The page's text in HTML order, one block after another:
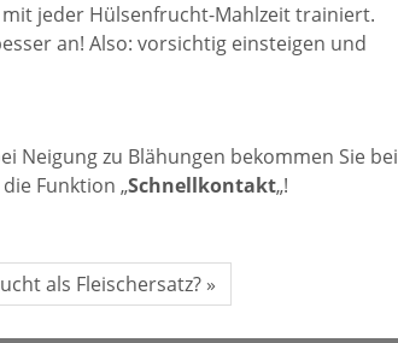
jeder Hülsenfrucht-Mahlzeit trainiert.
an! Also: vorsichtig einsteigen und
Neigung zu Blähungen bekommen Sie bei
Funktion „Schnellkontakt„!
als Fleischersatz? »